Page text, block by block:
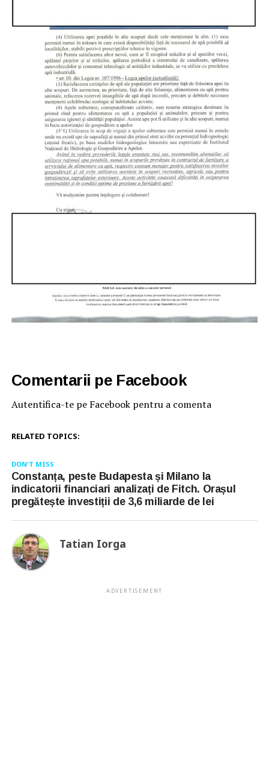
Comentarii pe Facebook
Autentifica-te pe Facebook pentru a comenta
RELATED TOPICS:
DON'T MISS
Constanța, peste Budapesta și Milano la
indicatorii financiari analizați de Fitch. Orașul
pregătește investiții de 3,6 miliarde de lei
Tatian Iorga
ADVERTISEMENT